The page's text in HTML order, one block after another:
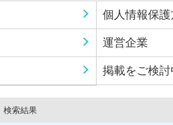
個人情報保
運営企業
掲載をご検
検索結果